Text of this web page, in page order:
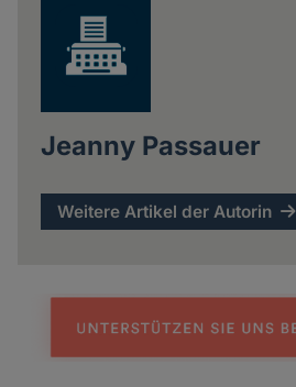
Jeanny Passauer
Weitere Artikel der Autorin